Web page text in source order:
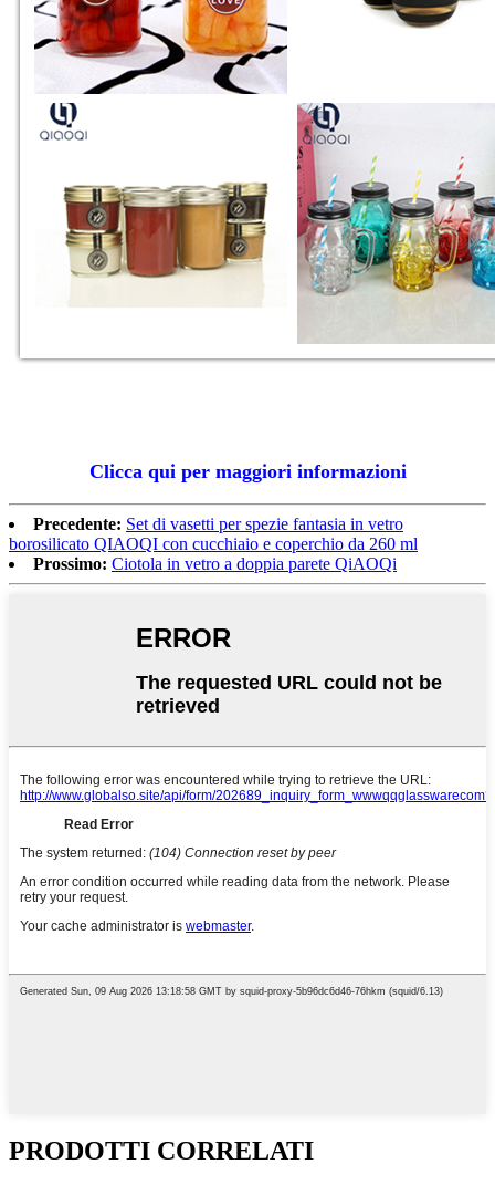
Clicca qui per maggiori informazioni
Precedente: Set di vasetti per spezie fantasia in vetro
borosilicato QIAOQI con cucchiaio e coperchio da 260 ml
Prossimo: Ciotola in vetro a doppia parete QiAOQi
PRODOTTI CORRELATI